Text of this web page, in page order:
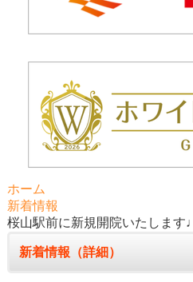
ホーム
新着情報
桜山駅前に新規開院いたします♩
新着情報（詳細）